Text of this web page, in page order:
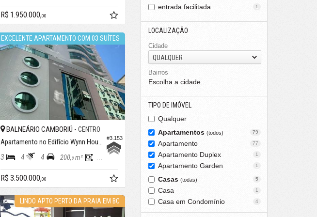
entrada facilitada 1
LOCALIZAÇÃO
Cidade
QUALQUER
Bairros
Escolha a cidade...
TIPO DE IMÓVEL
Qualquer
Apartamentos (todos) 79
Apartamento 77
Apartamento Duplex 1
Apartamento Garden 1
Casas (todas) 5
Casa 1
Casa em Condomínio 4
R$ 1.950.000,00
EXCELENTE APARTAMENTO COM 03 SUÍTES
#3.153
BALNEÁRIO CAMBORIÚ -CENTRO
Apartamento no Edifício Wynn House
3 4 4 200,0m² 160,
R$ 3.500.000,00
LINDO APTO PERTO DA PRAIA EM BC